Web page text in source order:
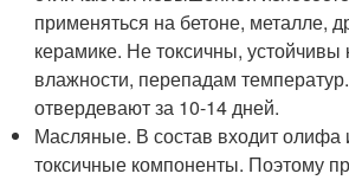
применяться на бетоне, металле,
керамике. Не токсичны, устойчивы
влажности, перепадам
отвердевают за 10-14 дней.
Масляные. В состав входит олифа
токсичные компоненты. Поэтому